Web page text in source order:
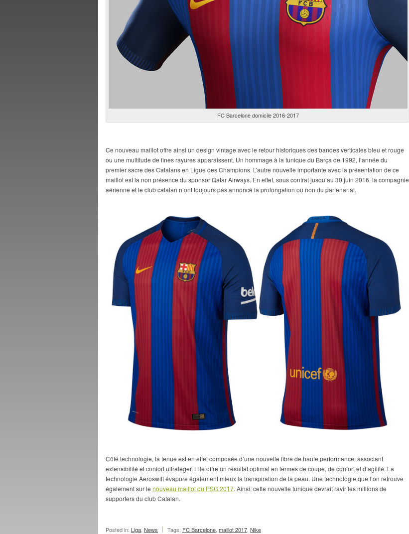
FC Barcelone domicile 2016-2017
Ce nouveau maillot offre ainsi un design vintage avec le retour historiques des bandes verticales bleu et rouge
ou une multitude de fines rayures apparaissent. Un hommage à la tunique du Barça de 1992, l’année du
premier sacre des Catalans en Ligue des Champions. L’autre nouvelle importante avec la présentation de ce
maillot est la non présence du sponsor Qatar Airways. En effet, sous contrat jusqu’au 30 juin 2016, la compagnie
aérienne et le club catalan n’ont toujours pas annoncé la prolongation ou non du partenariat.
Côté technologie, la tenue est en effet composée d’une nouvelle fibre de haute performance, associant
extensibilité et confort ultraléger. Elle offre un résultat optimal en termes de coupe, de confort et d’agilité. La
technologie Aeroswift évapore également mieux la transpiration de la peau. Une technologie que l’on retrouve
également sur le nouveau maillot du PSG 2017. Ainsi, cette nouvelle tunique devrait ravir les millions de
supporters du club Catalan.
Posted in: Liga, News Tags: FC Barcelone, maillot 2017, Nike